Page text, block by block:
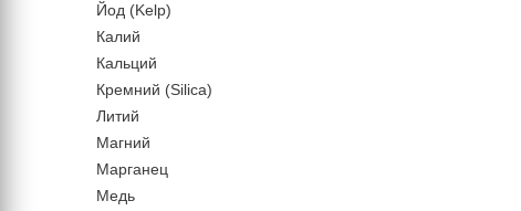
Йод (Kelp)
Калий
Кальций
Кремний (Silica)
Литий
Магний
Марганец
Медь